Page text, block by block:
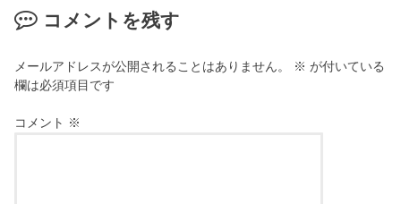
コメントを残す
メールアドレスが公開されることはありません。 ※ が付いている
欄は必須項目です
コメント ※